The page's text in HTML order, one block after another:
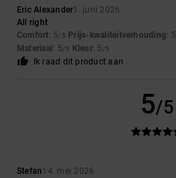
Eric Alexander1. juni 2026
All right
Comfort: 5/5 Prijs-kwaliteitverhouding: 5
Materiaal : 5/5 Kleur: 5 /5
Ik raad dit product aan
5/5
Stefan14. mei 2026